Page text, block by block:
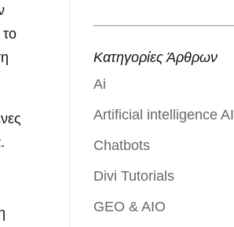
Κατηγορίες Άρθρων
Ai
Artificial intelligence AI
Chatbots
Divi Tutorials
GEO & AIO